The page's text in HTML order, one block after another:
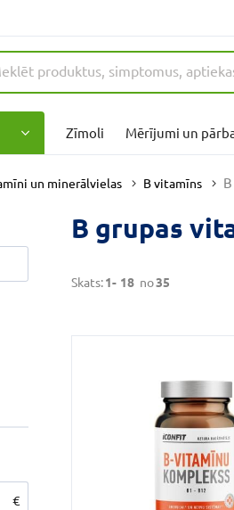
Zīmoli Mērījumi un
un minerālvielas B vitamīns
€
B grupas
Skats:1- 18 no35